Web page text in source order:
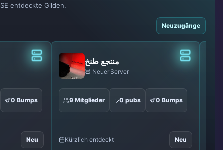
entdeckte Gilden.
Neuzugänge
Klassiker
0 Bumps
Neu
Kind
Neuer Server
2 Mitglieder 0 pubs 0 Bumps
Kürzlich entdeckt Neu